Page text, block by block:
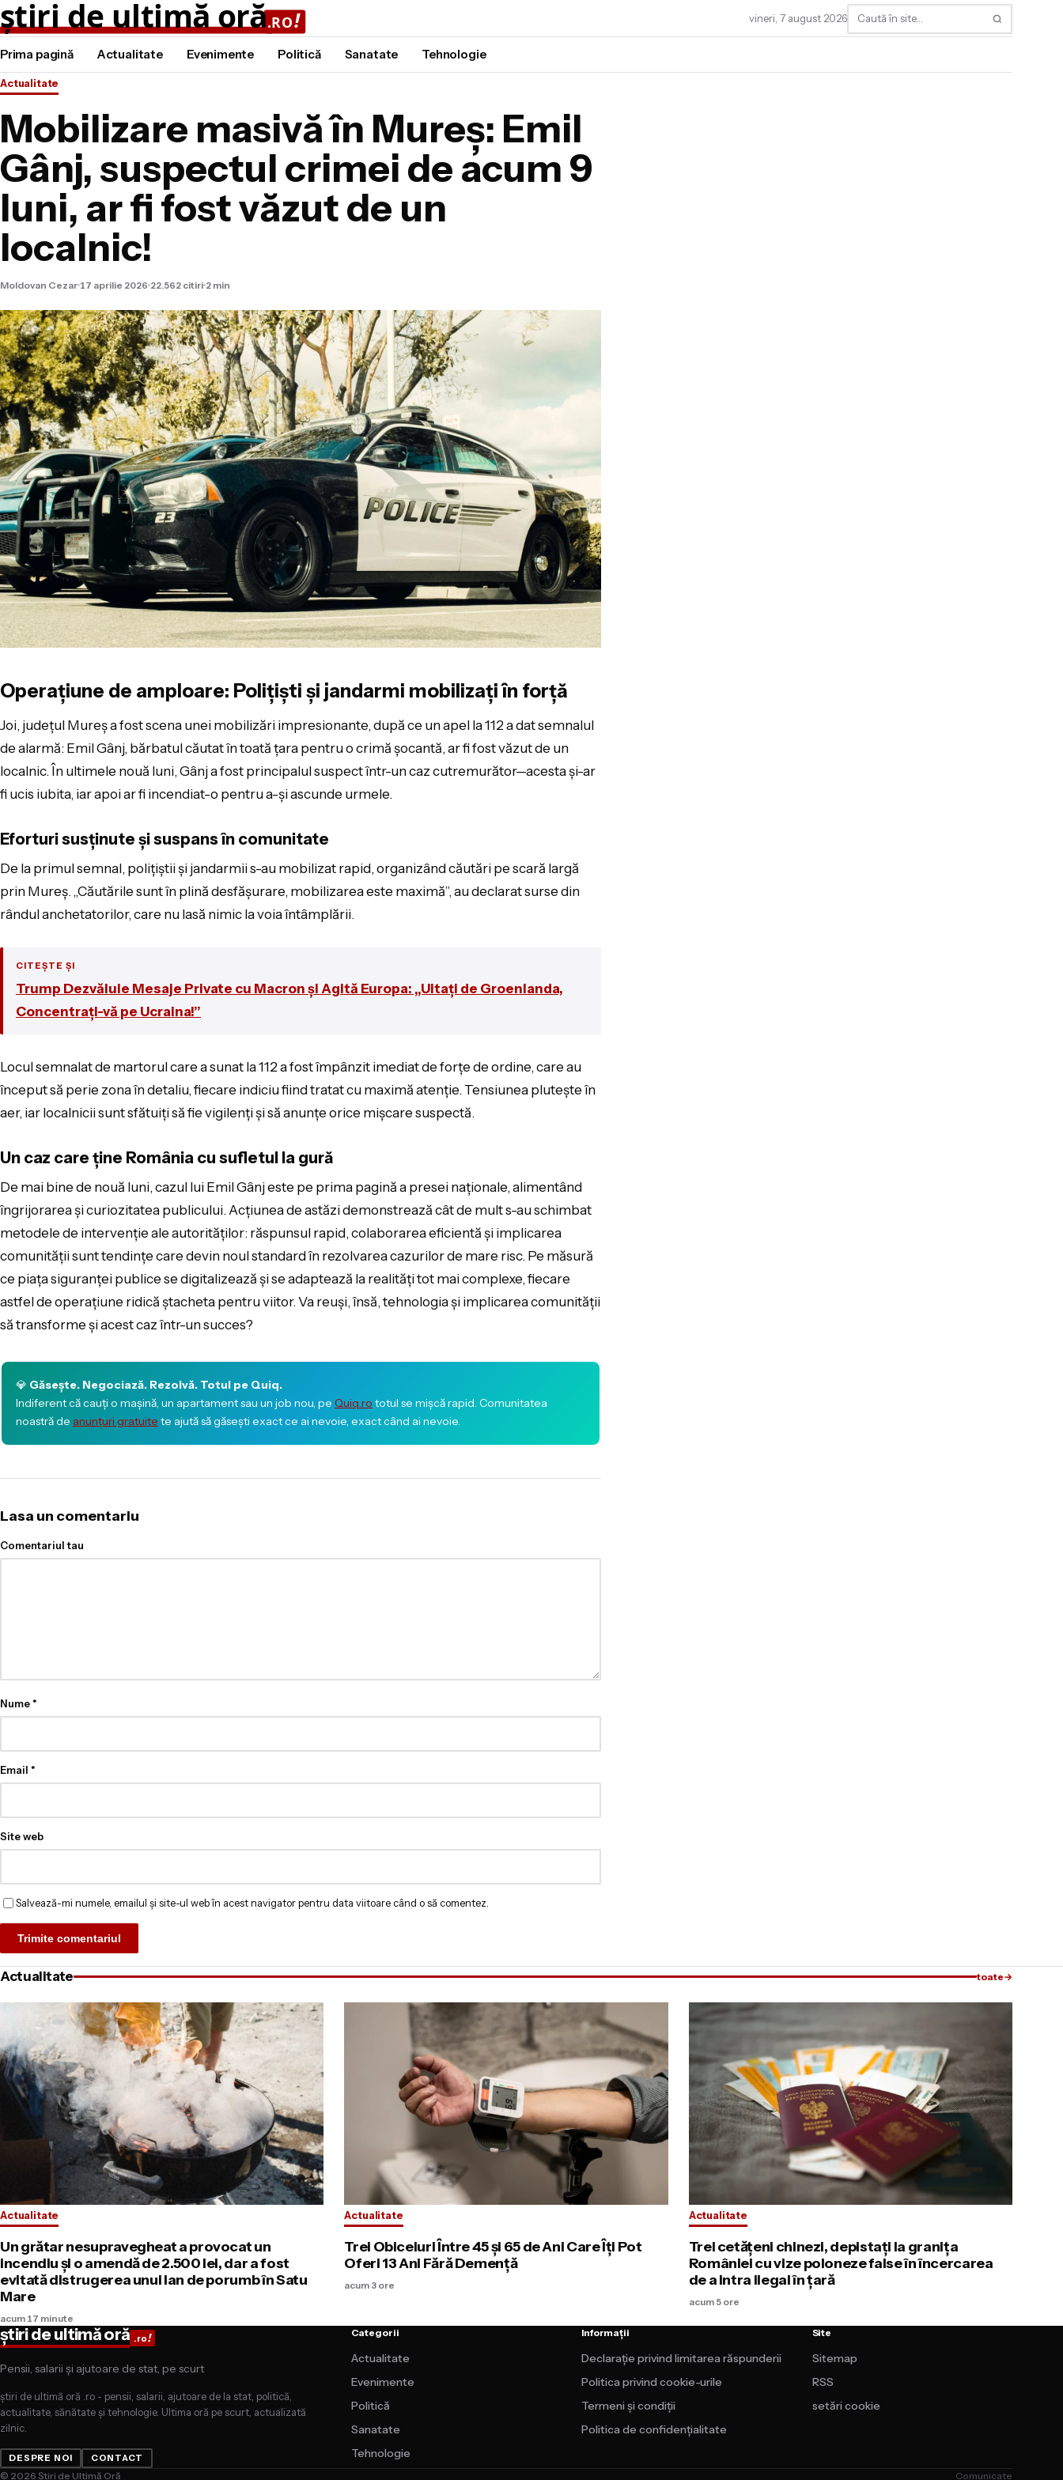
vineri, 7 august 2026 Caută
Prima pagină Actualitate Evenimente Politică Sanatate Tehnologie
Actualitate
Mobilizare masivă în Mureș: Emil
Gânj, suspectul crimei de acum 9
luni, ar fi fost văzut de un
localnic!
Moldovan Cezar 17 aprilie 2026 22.562 citiri 2 min
Operațiune de amploare: Polițiști și jandarmi mobilizați în forță
Joi, județul Mureș a fost scena unei mobilizări impresionante, după ce un apel la 112 a dat semnalul
de alarmă: Emil Gânj, bărbatul căutat în toată țara pentru o crimă șocantă, ar fi fost văzut de un
localnic. În ultimele nouă luni, Gânj a fost principalul suspect într-un caz cutremurător—acesta și-ar
fi ucis iubita, iar apoi ar fi incendiat-o pentru a-și ascunde urmele.
Eforturi susținute și suspans în comunitate
De la primul semnal, polițiștii și jandarmii s-au mobilizat rapid, organizând căutări pe scară largă
prin Mureș. „Căutările sunt în plină desfășurare, mobilizarea este maximă”, au declarat surse din
rândul anchetatorilor, care nu lasă nimic la voia întâmplării.
CITEȘTE ȘI
Trump Dezvăluie Mesaje Private cu Macron și Agită Europa: „Uitați de Groenlanda,
Concentrați-vă pe Ucraina!”
Locul semnalat de martorul care a sunat la 112 a fost împânzit imediat de forțe de ordine, care au
început să perie zona în detaliu, fiecare indiciu fiind tratat cu maximă atenție. Tensiunea plutește în
aer, iar localnicii sunt sfătuiți să fie vigilenți și să anunțe orice mișcare suspectă.
Un caz care ține România cu sufletul la gură
De mai bine de nouă luni, cazul lui Emil Gânj este pe prima pagină a presei naționale, alimentând
îngrijorarea și curiozitatea publicului. Acțiunea de astăzi demonstrează cât de mult s-au schimbat
metodele de intervenție ale autorităților: răspunsul rapid, colaborarea eficientă și implicarea
comunității sunt tendințe care devin noul standard în rezolvarea cazurilor de mare risc. Pe măsură
ce piața siguranței publice se digitalizează și se adaptează la realități tot mai complexe, fiecare
astfel de operațiune ridică ștacheta pentru viitor. Va reuși, însă, tehnologia și implicarea comunității
să transforme și acest caz într-un succes?
💎 Găsește. Negociază. Rezolvă. Totul pe Quiq.
Indiferent că cauți o mașină, un apartament sau un job nou, pe Quiq.ro totul se mișcă rapid. Comunitatea
noastră de anunțuri gratuite te ajută să găsești exact ce ai nevoie, exact când ai nevoie.
Lasa un comentariu
Comentariul tau
Nume*
Email *
Site web
Salvează-mi numele, emailul și site-ul web în acest navigator pentru data viitoare când o să comentez.
Actualitate toate→
Actualitate
Un grătar nesupravegheat a provocat un
incendiu și o amendă de 2.500 lei, dar a fost
evitată distrugerea unui lan de porumb în Satu
Mare
acum 17 minute
Actualitate
Trei Obiceiuri Între 45 și 65 de Ani Care Îți Pot
Oferi 13 Ani Fără Demență
acum 3 ore
Actualitate
Trei cetățeni chinezi, depistați la granița
României cu vize poloneze false în încercarea
de a intra ilegal în țară
acum 5 ore
știri de ultimă oră .ro!
Pensii, salarii și ajutoare de stat, pe scurt
știri de ultimă oră .ro - pensii, salarii, ajutoare de la stat, politică,
actualitate, sănătate și tehnologie. Ultima oră pe scurt, actualizată
zilnic.
DESPRE NOI CONTACT
Categorii
Actualitate
Evenimente
Politică
Sanatate
Tehnologie
Informații
Declarație privind limitarea răspunderii
Politica privind cookie-urile
Termeni și condiții
Politica de confidențialitate
Site
Sitemap
RSS
setări cookie
© 2026 Știri de Ultimă Oră Comunicate